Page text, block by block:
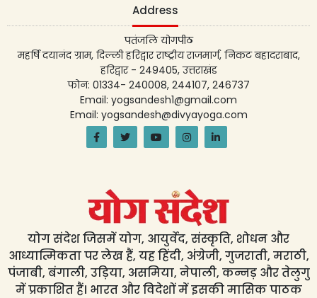
Address
पतंजलि योगपीठ
महर्षि दयानंद ग्राम, दिल्ली हरिद्वार राष्ट्रीय राजमार्ग, निकट बहादराबाद,
हरिद्वार - 249405, उत्तराखंड
फोन: 01334- 240008, 244107, 246737
Email: yogsandesh1@gmail.com
Email: yogsandesh@divyayoga.com
योग संदेश जिसमें योग, आयुर्वेद, संस्कृति, शोधन और
आध्यात्मिकता पर लेख हैं, यह हिंदी, अंग्रेजी, गुजराती, मराठी,
पंजाबी, बंगाली, उड़िया, असमिया, नेपाली, कन्नड़ और तेलुगु
में प्रकाशित हैं। भारत और विदेशों में इसकी मासिक पाठक